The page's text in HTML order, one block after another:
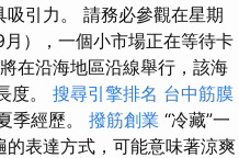
引力。 請務必參觀在星期
），一個小市場正在等待卡
在沿海地區沿線舉行，該海
度。 搜尋引擎排名 台中筋膜
季經歷。 撥筋創業 “冷藏”一
表達方式，可能意味著涼爽